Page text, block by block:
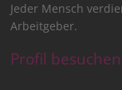
Jeder Mensch
Arbeitgeber.
Profil besuchen